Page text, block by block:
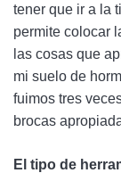
tener que ir a la
permite colocar
las cosas que
mi suelo de
fuimos tres
brocas
El tipo de